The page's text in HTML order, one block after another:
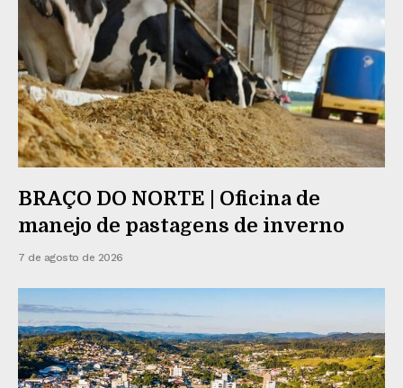
BRAÇO DO NORTE | Oficina de
manejo de pastagens de inverno
7 de agosto de 2026